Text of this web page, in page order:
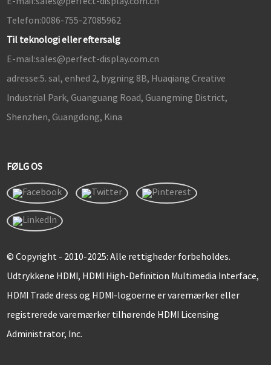
Telefon:0086-755-27085962
Til teknologi eller eftersalg
E-mail:sales@perfect-display.com.cn
adresse:5. sal, enhed 2, bygning 8B, Huaqiang Creative
Industrial Park, Guanguang Road, Guangming District,
Shenzhen, Guangdong, Kina
FØLG OS
© Copyright - 2010-2025: Alle rettigheder forbeholdes.
Udtrykkene HDMI, HDMI High-Definition Multimedia Interface,
HDMI Trade dress og HDMI-logoerne er varemærker eller
registrerede varemærker tilhørende HDMI Licensing
Administrator, Inc.